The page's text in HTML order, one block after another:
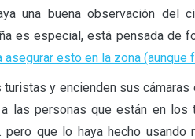
una buena observación del
es especial, está pensada de
asegurar esto en la zona (aunque
turistas y encienden sus
las personas que están en
que lo haya hecho usando